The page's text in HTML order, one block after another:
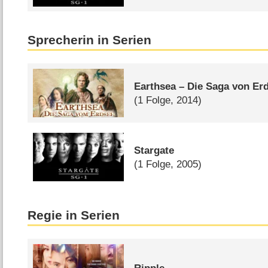
Sprecherin in Serien
Earthsea – Die Saga von
(1 Folge, 2014)
Stargate
(1 Folge, 2005)
Regie in Serien